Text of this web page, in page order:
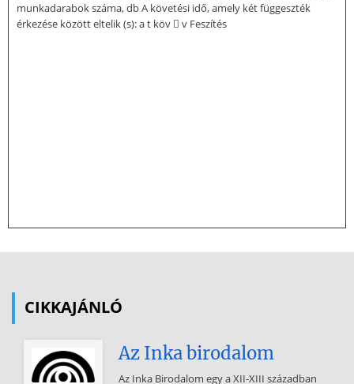
munkadarabok száma, db A követési idő, amely két függeszték
érkezése között eltelik (s): a t köv  v Feszítés
CIKKAJÁNLÓ
Az Inka birodalom
Az Inka Birodalom egy a XII-XIII században